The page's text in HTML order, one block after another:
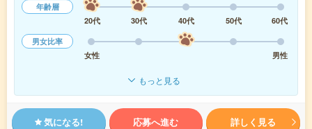
年齢層
20代
30代 40代 50代
60代
男女比率
女性
男性
もっと見る
気になる! 応募へ進む 詳しく見る